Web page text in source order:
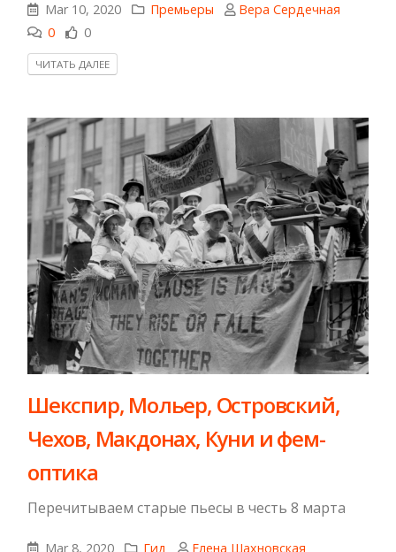
Mar 10, 2020 Премьеры
Вера Сердечная
0
0
ЧИТАТЬ ДАЛЕЕ
Шекспир, Мольер, Островский,
Чехов, Макдонах, Куни и фем-
оптика
Перечитываем старые пьесы в честь 8 марта
Mar 8, 2020 Гид Елена Шахновская